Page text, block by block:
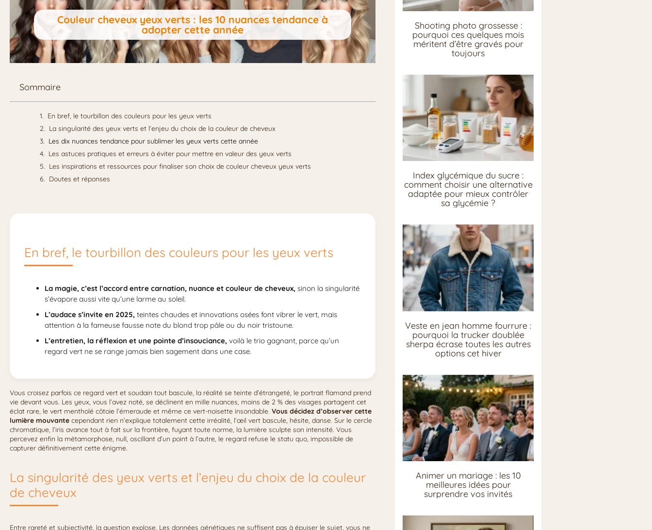
Couleur cheveux yeux verts : les 10 nuances tendance à
adopter cette année
Sommaire
En bref, le tourbillon des couleurs pour les yeux verts
La singularité des yeux verts et l’enjeu du choix de la couleur de cheveux
Les dix nuances tendance pour sublimer les yeux verts cette année
Les astuces pratiques et erreurs à éviter pour mettre en valeur des yeux verts
Les inspirations et ressources pour finaliser son choix de couleur cheveux yeux verts
Doutes et réponses
En bref, le tourbillon des couleurs pour les yeux verts
La magie, c’est l’accord entre carnation, nuance et couleur de cheveux, sinon la singularité
s’évapore aussi vite qu’une larme au soleil.
L’audace s’invite en 2025, teintes chaudes et innovations osées font vibrer le vert, mais
attention à la fameuse fausse note du blond trop pâle ou du noir tristoune.
L’entretien, la réflexion et une pointe d’insouciance, voilà le trio gagnant, parce qu’un
regard vert ne se range jamais bien sagement dans une case.
Vous croisez parfois ce regard vert et soudain tout bascule, la réalité se teinte d’étrangeté, le portrait flamand prend
vie devant vous. Les yeux, vous l’avez noté, se déclinent en mille nuances, moins de 2 % des visages partagent cet
éclat rare, le vert mentholé côtoie l’émeraude et même ce vert-noisette insondable. Vous décidez d’observer cette
lumière mouvante cependant rien n’explique totalement cette irréalité, l’œil vert bascule, hésite, danse. Sur le cercle
chromatique, l’iris avance tout à fait sur la frontière, fuyant toute norme, la lumière sculpte son intensité. Vous
percevez enfin la métamorphose, null, oscillant d’un point à l’autre, le regard refuse le statu quo, impossible de
capturer définitivement cette énigme.
La singularité des yeux verts et l’enjeu du choix de la couleur
de cheveux
Entre rareté et subjectivité, la question explose. Les données génétiques ne suffisent pas à épuiser le sujet, vous ne
Shooting photo grossesse :
pourquoi ces quelques mois
méritent d’être gravés pour
toujours
Index glycémique du sucre :
comment choisir une alternative
adaptée pour mieux contrôler
sa glycémie ?
Veste en jean homme fourrure :
pourquoi la trucker doublée
sherpa écrase toutes les autres
options cet hiver
Animer un mariage : les 10
meilleures idées pour
surprendre vos invités